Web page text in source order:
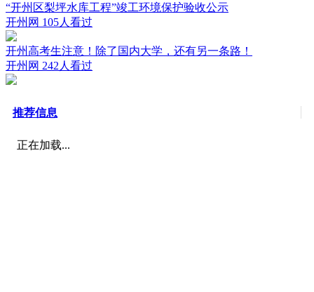
“开州区梨坪水库工程”竣工环境保护验收公示
开州网 105人看过
开州高考生注意！除了国内大学，还有另一条路！
开州网 242人看过
推荐信息
正在加载...